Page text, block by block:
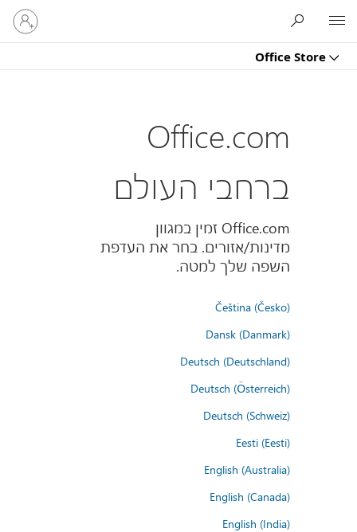
Office Store
היכנס
לחשבון
שלך
Office.com
ברחבי העולם
Office.com זמין במגוון
מדינות/אזורים. בחר את העדפת
השפה שלך למטה.
Čeština (Česko)
Dansk (Danmark)
Deutsch (Deutschland)
Deutsch (Österreich)
Deutsch (Schweiz)
Eesti (Eesti)
English (Australia)
English (Canada)
English (India)